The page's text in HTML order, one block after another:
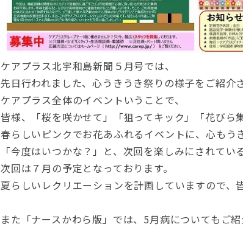
ケアプラス北宇和島新聞５月号では、
先日行われました、心うきうき祭りの様子をご紹介
ケアプラス全体のイベントいうことで、
皆様、「桜を咲かせて」「狙ってキック」「花びら
春らしいピンクでお花あふれるイベントに、心もう
「今度はいつかな？」と、次回を楽しみにされてい
次回は７月の予定となっております。
夏らしいレクリエーションを計画していますので、
また「ナースかわら版」では、5月病についてもご紹